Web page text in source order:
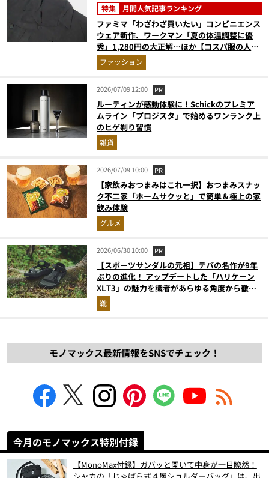
特集 月間人気記事ランキング
ファミマ「わざわざ買いたい」コンビニエンス
ウェア新作、ワークマン「夏の体温調整に優
秀」1,280円の大正解…ほか【コスパ服の人気
記事ランキングベスト3】（2026年6月版）
ファッション
2026/07/09 12:00 PR
ルーティンが感動体験に！Schickのプレミア
ムライン「プロジスタ」で始めるワンランク上
のヒゲ剃り習慣
雑貨
2026/07/09 10:00 PR
【家飲みおつまみはこれ一択】おつまみスナッ
ク不二家「ホームサクッと」で簡単＆極上の家
飲み体験
グルメ
2026/06/30 10:00 PR
【スポーツサンダルの元祖】テバの名作が9年
ぶりの進化！ アップデートした「ハリケーン
XLT3」の魅力を識者があらゆる角度から徹底
解説！
靴
モノマックス最新情報をSNSでチェック！
今月のモノマックス特別付録
【MonoMax付録】ガバッと開いて中身が一目瞭然！